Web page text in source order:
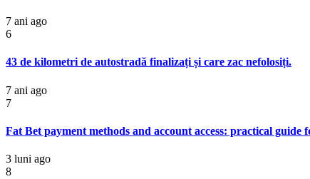
7 ani ago
6
43 de kilometri de autostradă finalizați și care zac nefolosiți.
7 ani ago
7
Fat Bet payment methods and account access: practical guide
3 luni ago
8